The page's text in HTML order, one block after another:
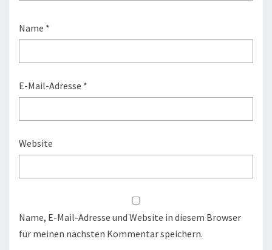
Name *
E-Mail-Adresse *
Website
Name, E-Mail-Adresse und Website in diesem Browser
für meinen nächsten Kommentar speichern.